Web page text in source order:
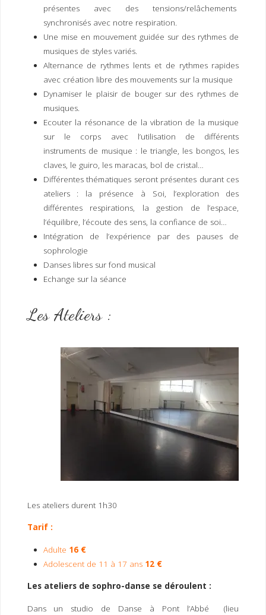
présentes avec des tensions/relâchements
synchronisés avec notre respiration.
Une mise en mouvement guidée sur des rythmes de
musiques de styles variés.
Alternance de rythmes lents et de rythmes rapides
avec création libre des mouvements sur la musique
Dynamiser le plaisir de bouger sur des rythmes de
musiques.
Ecouter la résonance de la vibration de la musique
sur le corps avec l’utilisation de différents
instruments de musique : le triangle, les bongos, les
claves, le guiro, les maracas, bol de cristal…
Différentes thématiques seront présentes durant ces
ateliers : la présence à Soi, l’exploration des
différentes respirations, la gestion de l’espace,
l’équilibre, l’écoute des sens, la confiance de soi…
Intégration de l’expérience par des pauses de
sophrologie
Danses libres sur fond musical
Echange sur la séance
Les Ateliers :
Les ateliers durent 1h30
Tarif :
Adulte 16 €
Adolescent de 11 à 17 ans 12 €
Les ateliers de sophro-danse se déroulent :
Dans un studio de Danse à Pont l’Abbé (lieu